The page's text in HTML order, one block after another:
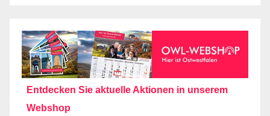
Entdecken Sie aktuelle Aktionen in unserem
Webshop